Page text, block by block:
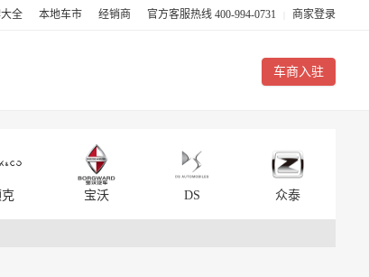
全 本地车市 经销商 官方客服热线 400-994-0731 商家登录
车商入驻
宝沃 DS 众泰